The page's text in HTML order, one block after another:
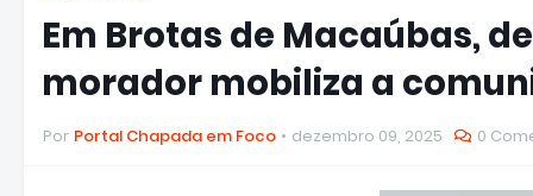
Em Brotas de Macaúbas,
morador mobiliza a
Por Portal Chapada em Foco dezembro 09, 2025 0